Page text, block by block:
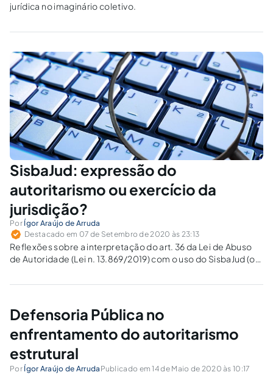
jurídica no imaginário coletivo.
SisbaJud: expressão do
autoritarismo ou exercício da
jurisdição?
Por Ígor Araújo de Arruda
Destacado em 07 de Setembro de 2020 às 23:13
Reflexões sobre a interpretação do art. 36 da Lei de Abuso
de Autoridade (Lei n. 13.869/2019) com o uso do SisbaJud (ou
satisfação de dívidas em processos judiciais cíveis.
Defensoria Pública no
enfrentamento do autoritarismo
estrutural
Por Ígor Araújo de Arruda Publicado em 14 de Maio de 2020 às 10:17